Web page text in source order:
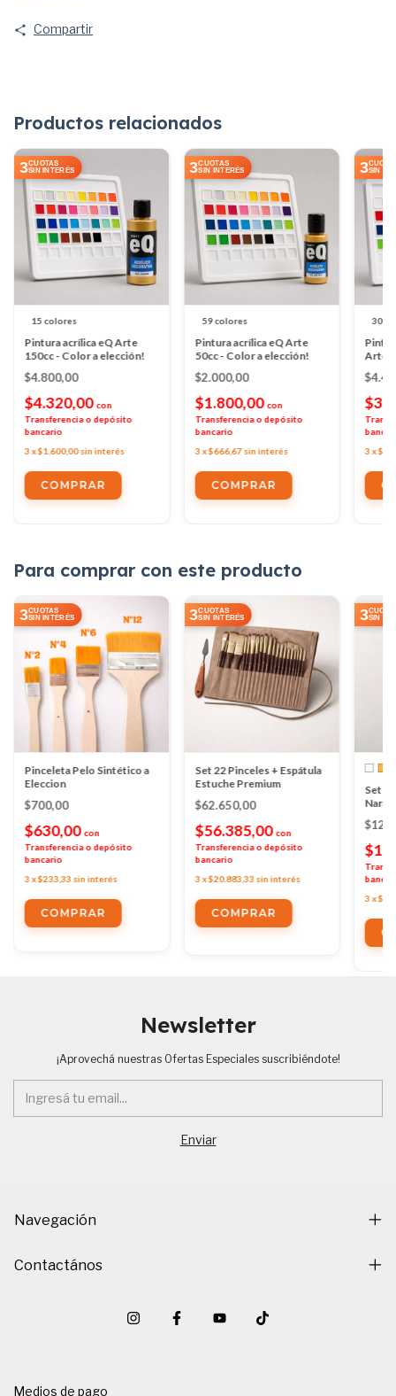
Compartir
Productos relacionados
3CUOTAS
SIN INTERÉS
15 colores
Pintura acrílica eQ Arte
150cc - Color a elección!
$4.800,00
$4.320,00 con
Transferencia o depósito
bancario
3 x$1.600,00sin interés
COMPRAR
3CUOTAS
SIN INTERÉS
59 colores
Pintura acrílica eQ Arte
50cc - Color a elección!
$2.000,00
$1.800,00 con
Transferencia o depósito
bancario
3 x$666,67 sin interés
COMPRAR
3SIN
30
Arte
3 x
Para comprar con este producto
3CUOTAS
SIN INTERÉS
Pinceleta Pelo Sintético a
Eleccion
$700,00
$630,00 con
Transferencia o depósito
bancario
3 x$233,33 sin interés
COMPRAR
3CUOTAS
SIN INTERÉS
Set 22 Pinceles + Espátula
Estuche Premium
$62.650,00
$56.385,00 con
Transferencia o depósito
bancario
3 x$20.883,33 sin interés
3SIN
Set
3 x
Newsletter
¡Aprovechá nuestras Ofertas Especiales suscribiéndote!
Navegación
Contactános
Medios de pago